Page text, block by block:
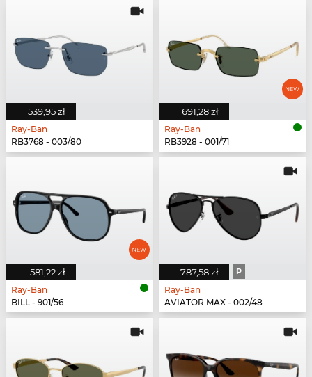
539,95 zł
Ray-Ban
RB3768 - 003/80
691,28 zł
Ray-Ban
RB3928 - 001/71
581,22 zł
Ray-Ban
BILL - 901/56
787,58 zł P
Ray-Ban
AVIATOR MAX - 002/48